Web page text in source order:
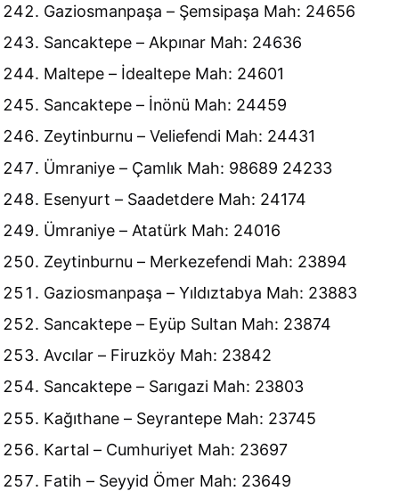
Gaziosmanpaşa – Şemsipaşa Mah: 24656
Sancaktepe – Akpınar Mah: 24636
Maltepe – İdealtepe Mah: 24601
Sancaktepe – İnönü Mah: 24459
Zeytinburnu – Veliefendi Mah: 24431
Ümraniye – Çamlık Mah: 98689 24233
Esenyurt – Saadetdere Mah: 24174
Ümraniye – Atatürk Mah: 24016
Zeytinburnu – Merkezefendi Mah: 23894
Gaziosmanpaşa – Yıldıztabya Mah: 23883
Sancaktepe – Eyüp Sultan Mah: 23874
Avcılar – Firuzköy Mah: 23842
Sancaktepe – Sarıgazi Mah: 23803
Kağıthane – Seyrantepe Mah: 23745
Kartal – Cumhuriyet Mah: 23697
Fatih – Seyyid Ömer Mah: 23649